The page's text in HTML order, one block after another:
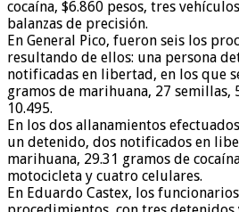
cocaína, $6.860 pesos, tres
balanzas de precisión.
En General Pico, fueron seis los
resultando de ellos: una persona
notificadas en libertad, en los que
gramos de marihuana, 27 semillas,
10.495.
En los dos allanamientos
un detenido, dos notificados en
marihuana, 29.31 gramos de
motocicleta y cuatro celulares.
En Eduardo Castex, los